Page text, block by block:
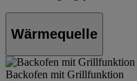
Wärmequelle
Backofen mit Grillfunktion